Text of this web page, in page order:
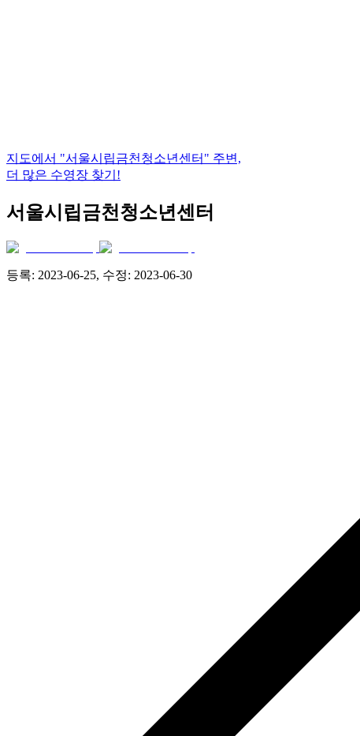
지도에서 "서울시립금천청소년센터" 주변,
더 많은 수영장 찾기!
서울시립금천청소년센터
등록: 2023-06-25, 수정: 2023-06-30